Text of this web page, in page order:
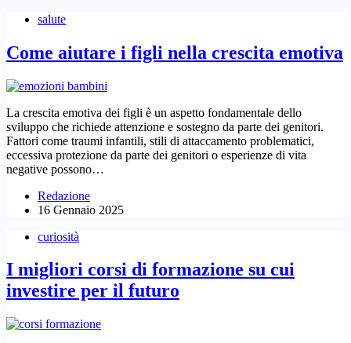
salute
Come aiutare i figli nella crescita emotiva
La crescita emotiva dei figli è un aspetto fondamentale dello
sviluppo che richiede attenzione e sostegno da parte dei genitori.
Fattori come traumi infantili, stili di attaccamento problematici,
eccessiva protezione da parte dei genitori o esperienze di vita
negative possono…
Redazione
16 Gennaio 2025
curiosità
I migliori corsi di formazione su cui
investire per il futuro